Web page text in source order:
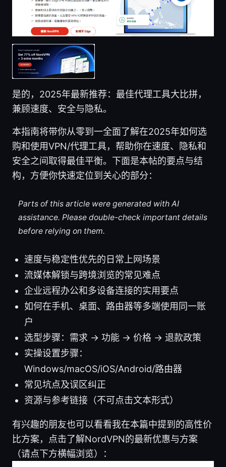
是的，2025年最新推荐：最佳代理工具大比拼，
兼顾速度、安全与隐私。
本指南将带你从零到一全面了解在2025年如何选
购和使用VPN/代理工具，帮助你在速度、隐私和
安全之间取得最佳平衡。下面是本帖的要点与结
构，方便你快速定位到关心的部分：
Parts of this article were generated with AI
assistance. Please double-check important details
before relying on them.
速度与稳定性优先的日常上网场景
流媒体解锁与跨境浏览的常见难点
企业远程办公和多设备连接的实用要点
如何在手机、桌面、路由器等多端使用同一账
户
选型步骤：需求 → 功能 → 价格 → 退款政策
实操设置步骤：
Windows/macOS/iOS/Android/路由器
常见坑点及误区纠正
资源与参考链接（不可点击文本形式）
有兴趣的朋友也可以看看我在本篇中提到的高性价
比方案，点击了解NordVPN的最新优惠与方案
（请点下方横幅浏览）：